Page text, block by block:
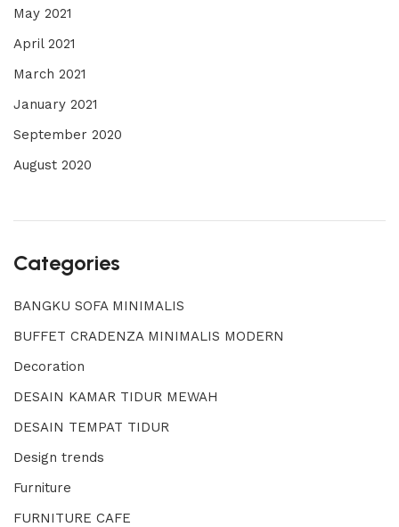
May 2021
April 2021
March 2021
January 2021
September 2020
August 2020
Categories
BANGKU SOFA MINIMALIS
BUFFET CRADENZA MINIMALIS MODERN
Decoration
DESAIN KAMAR TIDUR MEWAH
DESAIN TEMPAT TIDUR
Design trends
Furniture
FURNITURE CAFE